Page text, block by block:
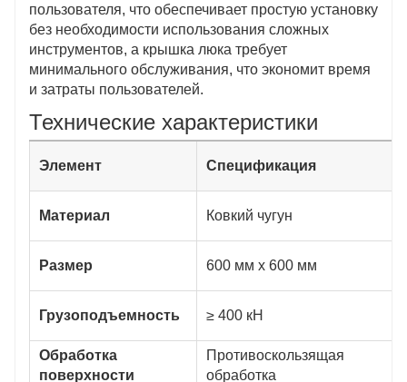
пользователя, что обеспечивает простую установку
без необходимости использования сложных
инструментов, а крышка люка требует
минимального обслуживания, что экономит время
и затраты пользователей.
Технические характеристики
Элемент Спецификация
Материал Ковкий чугун
Размер 600 мм х 600 мм
Грузоподъемность ≥ 400 кН
Обработка
поверхности
Противоскользящая
обработка